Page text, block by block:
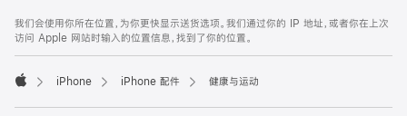
页
页
脚
注
我们会使用你所在位置，为你更快显示送货选项。我们通过你的 IP 地址，或者你在上次
访问 Apple 网站时输入的位置信息，找到了你的位置。
iPhone iPhone 配件 健康与运动